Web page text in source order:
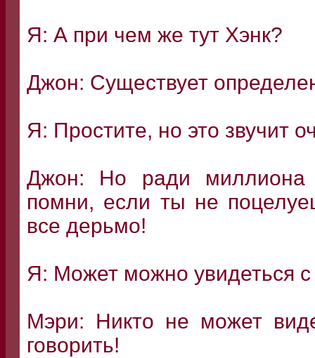
Я: А при чем же тут Хэнк?
Джон: Существует
Я: Простите, но это звучит
Джон: Но ради миллиона
помни, если ты не
все дерьмо!
Я: Может можно увидеться
Мэри: Никто не может
говорить!